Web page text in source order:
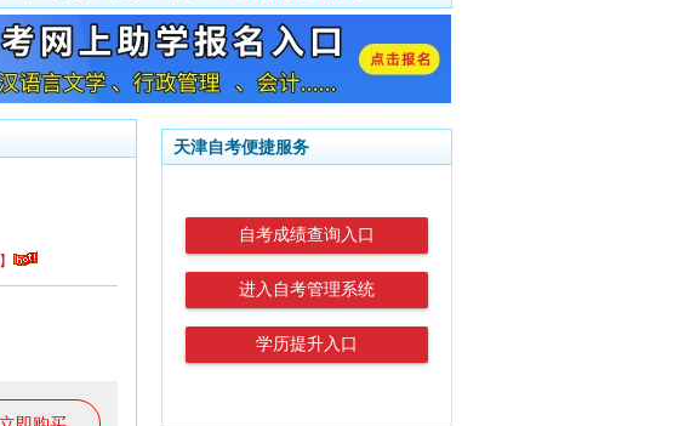
天津自考便捷服务
自考成绩查询入口
进入自考管理系统
学历提升入口